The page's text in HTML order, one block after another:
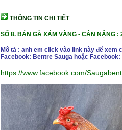
THÔNG TIN CHI TIẾT
SỐ 8.BÁN GÀ XÁM VÀNG -CÂN NẶNG :
Mô tả : anh em click vào link này để
Facebook: Bentre Sauga hoặc Facebook:
https://www.facebook.com/